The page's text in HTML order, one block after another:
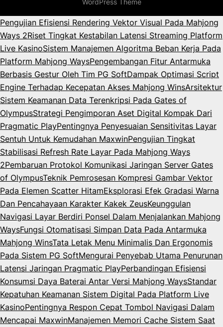
Pengujian Efisiensi Rendering Vektor Visual Pada Mahjong
Ways 2Riset Tingkat Kestabilan Latensi Streaming Platform
Live KasinoSistem Manajemen Algoritma Beban Kerja Pada
Platform Mahjong WaysPengembangan Fitur Antarmuka
Berbasis Gestur Oleh Tim PG SoftDampak Optimasi Script
Engine Terhadap Kecepatan Akses Mahjong WinsArsitektur
Sistem Keamanan Data Terenkripsi Pada Gates of
OlympusStrategi Pengimporan Aset Digital Kompak Dari
Pragmatic PlayPentingnya Penyesuaian Sensitivitas Layar
Sentuh Untuk Kemudahan MaxwinPengujian Tingkat
Stabilisasi Refresh Rate Layar Pada Mahjong Ways
2Pembaruan Protokol Komunikasi Jaringan Server Gates
of OlympusTeknik Pemrosesan Kompresi Gambar Vektor
Pada Elemen Scatter HitamEksplorasi Efek Gradasi Warna
Dan Pencahayaan Karakter Kakek ZeusKeunggulan
Navigasi Layar Berdiri Ponsel Dalam Menjalankan Mahjong
WaysFungsi Otomatisasi Simpan Data Pada Antarmuka
Mahjong WinsTata Letak Menu Minimalis Dan Ergonomis
Pada Sistem PG SoftMengurai Penyebab Utama Penurunan
Latensi Jaringan Pragmatic PlayPerbandingan Efisiensi
Konsumsi Daya Baterai Antar Versi Mahjong WaysStandar
Kepatuhan Keamanan Sistem Digital Pada Platform Live
KasinoPentingnya Respon Cepat Tombol Navigasi Dalam
Mencapai MaxwinManajemen Memori Cache Sistem Saat